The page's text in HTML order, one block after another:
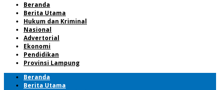
Beranda
Berita Utama
Hukum dan Kriminal
Nasional
Advertorial
Ekonomi
Pendidikan
Provinsi Lampung
Beranda
Berita Utama